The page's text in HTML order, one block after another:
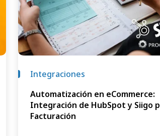
Integraciones
Automatización en eCommerce:
Integración de HubSpot y Siigo
Facturación